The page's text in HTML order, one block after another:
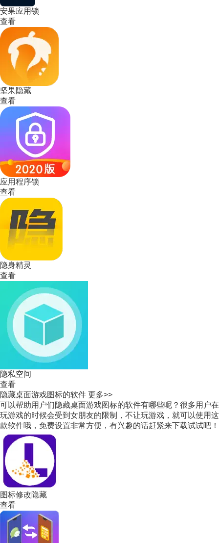
安果应用锁
查看
坚果隐藏
查看
应用程序锁
查看
隐身精灵
查看
隐私空间
查看
隐藏桌面游戏图标的软件 更多>>
可以帮助用户们隐藏桌面游戏图标的软件有哪些呢？很多用户在
玩游戏的时候会受到女朋友的限制，不让玩游戏，就可以使用这
款软件哦，免费设置非常方便，有兴趣的话赶紧来下载试试吧！
图标修改隐藏
查看